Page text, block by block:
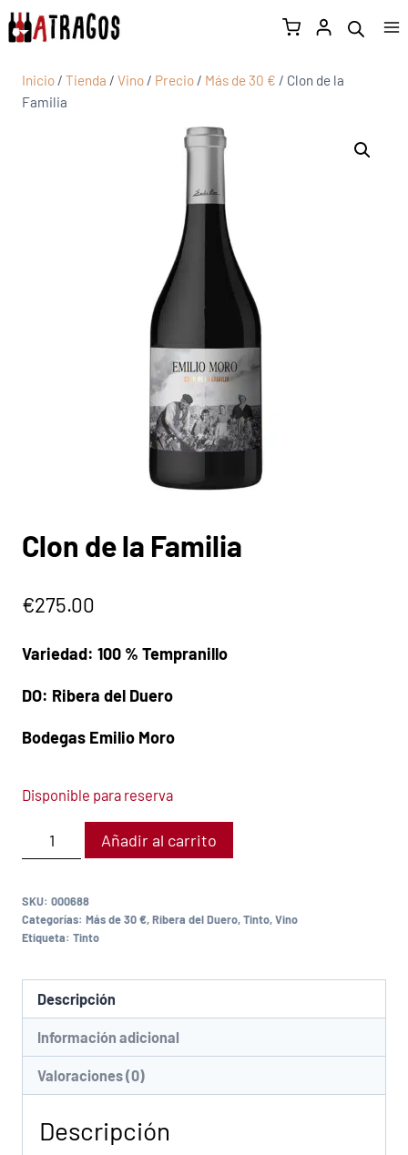
Inicio / Tienda / Vino / Precio / Más de 30 € / Clon de la
Familia
Clon de la Familia
€275.00
Variedad: 100 % Tempranillo
DO: Ribera del Duero
Bodegas Emilio Moro
Disponible para reserva
Añadir al carrito
SKU: 000688
Categorías: Más de 30 €,Ribera del Duero,Tinto,Vino
Etiqueta: Tinto
Descripción
Información adicional
Valoraciones (0)
Descripción